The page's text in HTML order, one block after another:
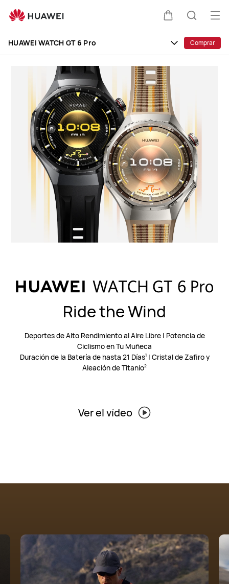
WATCH
HUAWEI WATCH GT 6 Pro Comprar
Ride the Wind
Deportes de Alto Rendimiento al Aire Libre | Potencia de
Ciclismo en Tu Muñeca
Duración de la Batería de hasta 21 Días1| Cristal de Zafiro y
Aleación de Titanio2
Ver el vídeo